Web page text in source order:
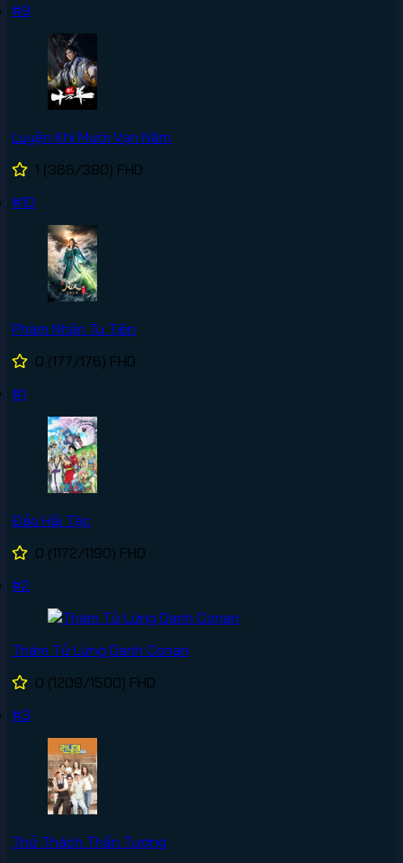
#9
Luyện Khí Mười Vạn Năm
1 (366/380) FHD
#10
Phàm Nhân Tu Tiên
0 (177/176) FHD
#1
Đảo Hải Tặc
0 (1172/1190) FHD
#2
Thám Tử Lừng Danh Conan
0 (1209/1500) FHD
#3
Thử Thách Thần Tượng